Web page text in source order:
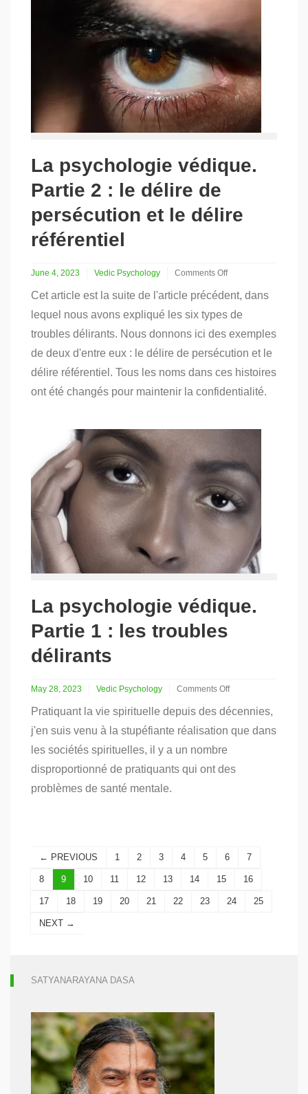
La psychologie védique.
Partie 2 : le délire de
persécution et le délire
référentiel
June 4, 2023 Vedic Psychology
Comments Off
La
psychologie
védique.
Partie
le
de
référentiel
Cet article est la suite de l'article précédent, dans
lequel nous avons expliqué les six types de
troubles délirants. Nous donnons ici des exemples
de deux d'entre eux : le délire de persécution et le
délire référentiel. Tous les noms dans ces histoires
ont été changés pour maintenir la confidentialité.
La psychologie védique.
Partie 1 : les troubles
délirants
May 28, 2023 Vedic Psychology
Comments Off
La
psychologie
védique.
Partie
:
Pratiquant la vie spirituelle depuis des décennies,
j'en suis venu à la stupéfiante réalisation que dans
les sociétés spirituelles, il y a un nombre
disproportionné de pratiquants qui ont des
problèmes de santé mentale.
← PREVIOUS 1 2 3 4 5 6 7
8 9 10 11 12 13 14 15 16
17 18 19 20 21 22 23 24 25
NEXT →
SATYANARAYANA DASA